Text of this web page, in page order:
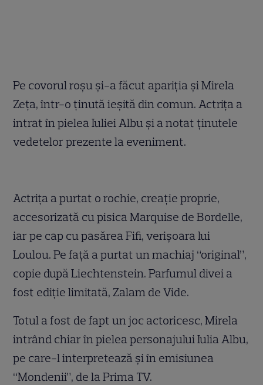
Pe covorul roşu şi-a făcut apariţia şi Mirela
Zeţa, într-o ţinută ieşită din comun. Actriţa a
intrat în pielea Iuliei Albu şi a notat ţinutele
vedetelor prezente la eveniment.
Actriţa a purtat o rochie, creaţie proprie,
accesorizată cu pisica Marquise de Bordelle,
iar pe cap cu pasărea Fifi, verişoara lui
Loulou. Pe faţă a purtat un machiaj “original”,
copie după Liechtenstein. Parfumul divei a
fost ediţie limitată, Zalam de Vide.
Totul a fost de fapt un joc actoricesc, Mirela
intrând chiar în pielea personajului Iulia Albu,
pe care-l interpretează şi în emisiunea
“Mondenii”, de la Prima TV.